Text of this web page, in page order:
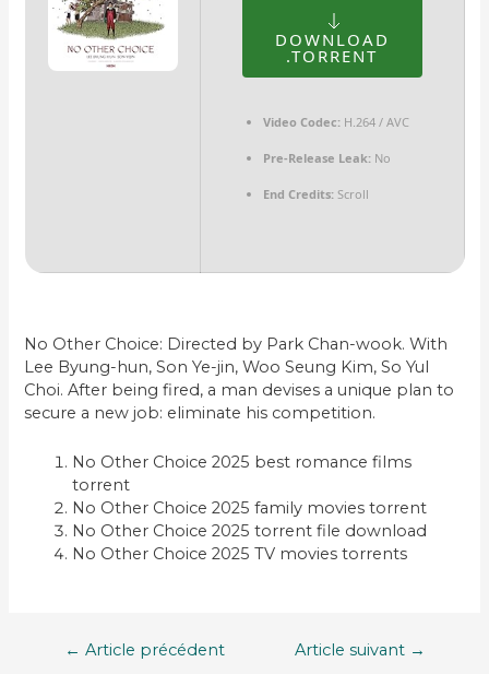
DOWNLOAD
.TORRENT
Video Codec:H.264 / AVC
Pre-Release Leak:No
End Credits:Scroll
No Other Choice: Directed by Park Chan-wook. With
Lee Byung-hun, Son Ye-jin, Woo Seung Kim, So Yul
Choi. After being fired, a man devises a unique plan to
secure a new job: eliminate his competition.
No Other Choice 2025 best romance films
torrent
No Other Choice 2025 family movies torrent
No Other Choice 2025 torrent file download
No Other Choice 2025 TV movies torrents
Navigation
← Article précédent Article suivant →